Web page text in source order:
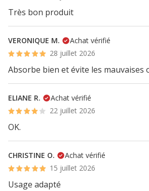
Très bon produit
VERONIQUE M.
Achat vérifié
28 juillet 2026
Absorbe bien et évite les mauvaises
ELIANE R.
Achat vérifié
22 juillet 2026
OK.
CHRISTINE O.
Achat vérifié
15 juillet 2026
Usage adapté